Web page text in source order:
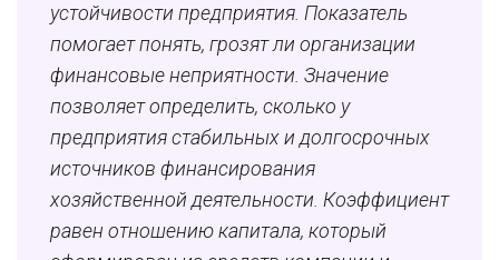
устойчивости предприятия. Показатель
помогает понять, грозят ли организации
финансовые неприятности. Значение
позволяет определить, сколько у
предприятия стабильных и долгосрочных
источников финансирования
хозяйственной деятельности. Коэффициент
равен отношению капитала, который